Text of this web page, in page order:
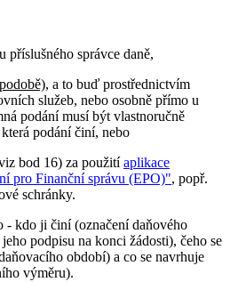
u příslušného správce daně,
, a to buď prostřednictvím
služeb, nebo osobně přímo u
podání musí být vlastnoručně
podání činí, nebo
bod 16) za použitíaplikace
pro Finanční správu (EPO)", popř.
schránky.
- kdo ji činí (označení daňového
podpisu na konci žádosti), čeho se
období) a co se navrhuje
výměru).